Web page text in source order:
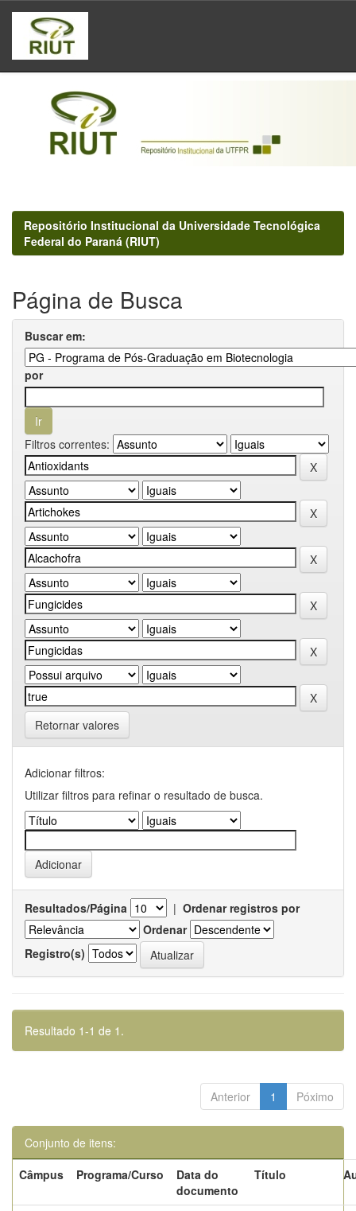
Skip
navigation
Repositório Institucional da Universidade Tecnológica
Federal do Paraná (RIUT)
Página de Busca
Buscar em:
por
Filtros correntes:
Retornar valores
Adicionar filtros:
Utilizar filtros para refinar o resultado de busca.
Resultados/Página | Ordenar registros por
Ordenar
Registro(s)
Resultado 1-1 de 1.
Anterior 1 Póximo
Conjunto de itens:
Câmpus
Programa/Curso
Data do
documento
Título